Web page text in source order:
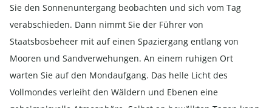
Sie den Sonnenuntergang beobachten und sich vom Tag
verabschieden. Dann nimmt Sie der Führer von
Staatsbosbeheer mit auf einen Spaziergang entlang von
Mooren und Sandverwehungen. An einem ruhigen Ort
warten Sie auf den Mondaufgang. Das helle Licht des
Vollmondes verleiht den Wäldern und Ebenen eine